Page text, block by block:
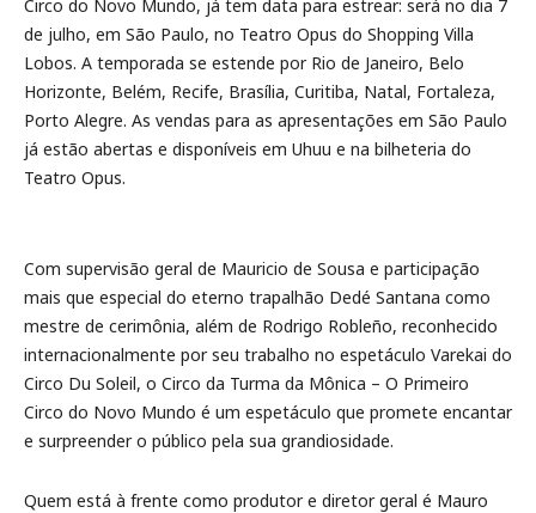
Circo do Novo Mundo, já tem data para estrear: será no dia 7
de julho, em São Paulo, no Teatro Opus do Shopping Villa
Lobos. A temporada se estende por Rio de Janeiro, Belo
Horizonte, Belém, Recife, Brasília, Curitiba, Natal, Fortaleza,
Porto Alegre. As vendas para as apresentações em São Paulo
já estão abertas e disponíveis em Uhuu e na bilheteria do
Teatro Opus.
Com supervisão geral de Mauricio de Sousa e participação
mais que especial do eterno trapalhão Dedé Santana como
mestre de cerimônia, além de Rodrigo Robleño, reconhecido
internacionalmente por seu trabalho no espetáculo Varekai do
Circo Du Soleil, o Circo da Turma da Mônica – O Primeiro
Circo do Novo Mundo é um espetáculo que promete encantar
e surpreender o público pela sua grandiosidade.
Quem está à frente como produtor e diretor geral é Mauro